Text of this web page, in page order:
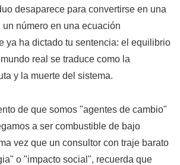
desaparece para convertirse en una
número en una ecuación
ya ha dictado tu sentencia: el equilibrio
real se traduce como la
y la muerte del sistema.
de que somos "agentes de cambio"
a ser combustible de bajo
vez que un consultor con traje barato
o "impacto social", recuerda que